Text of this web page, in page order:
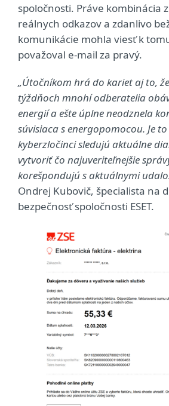
spoločnosti. Práve kombinácia
reálnych odkazov a zdanlivo
komunikácie mohla viesť k
považoval e-mail za pravý.
„Útočníkom hrá do kariet aj to,
týždňoch mnohí odberatelia
energií a ešte úplne neodznela
súvisiaca s energopomocou. Je
kyberzločinci sledujú aktuálne
vytvoriť čo najuveriteľnejšie
korešpondujú s aktuálnymi
Ondrej Kubovič, špecialista na
bezpečnosť spoločnosti ESET.